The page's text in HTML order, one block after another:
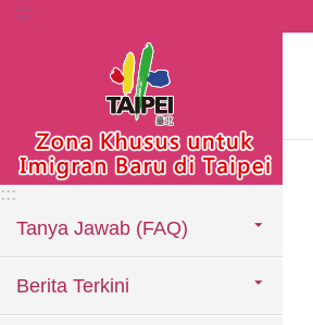
Lompat ke blok konten utama
:::
:::
Tanya Jawab (FAQ)
Berita Terkini